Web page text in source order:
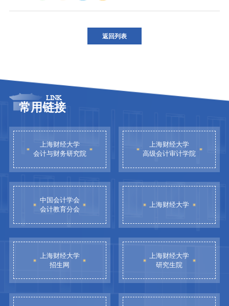
返回列表
LINK
常用链接
上海财经大学
会计与财务研究院
上海财经大学
高级会计审计学院
中国会计学会
会计教育分会
上海财经大学
上海财经大学
招生网
上海财经大学
研究生院